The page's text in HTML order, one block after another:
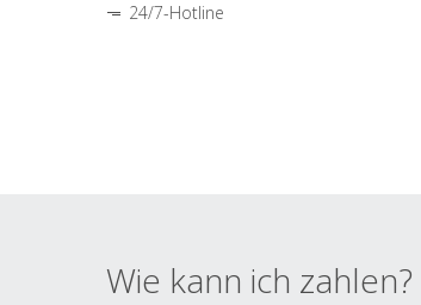
24/7-Hotline
Wie kann ich zahlen?